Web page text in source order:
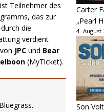
ist Teilnehmer des
das zur
die
verdient
JPC und Bear
(MyTicket).
Carter
„Pearl
4. August
Son